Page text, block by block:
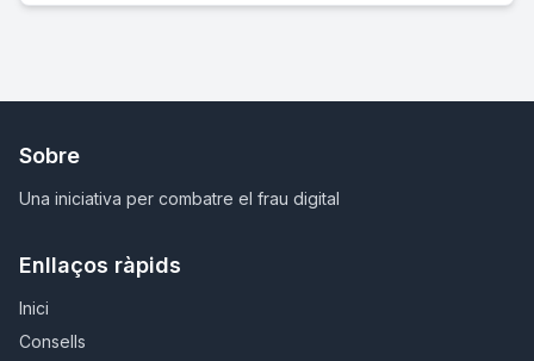
Sobre
Una iniciativa per combatre el frau digital
Enllaços ràpids
Inici
Consells